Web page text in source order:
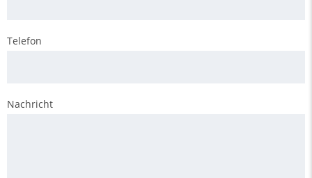
Telefon
Nachricht